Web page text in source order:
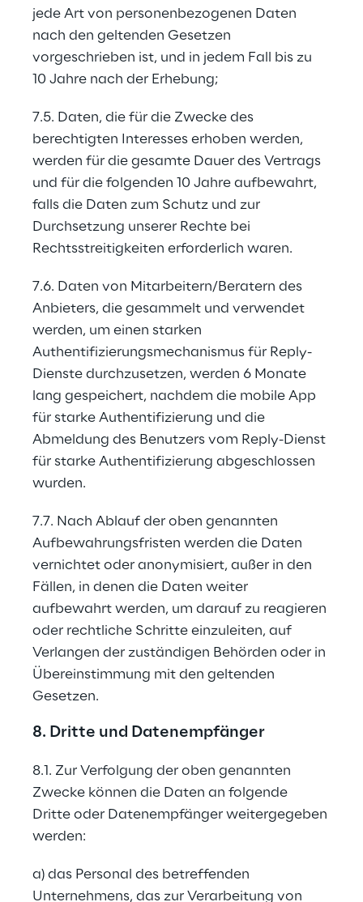
jede Art von personenbezogenen Daten
nach den geltenden Gesetzen
vorgeschrieben ist, und in jedem Fall bis zu
10 Jahre nach der Erhebung;
7.5. Daten, die für die Zwecke des
berechtigten Interesses erhoben werden,
werden für die gesamte Dauer des Vertrags
und für die folgenden 10 Jahre aufbewahrt,
falls die Daten zum Schutz und zur
Durchsetzung unserer Rechte bei
Rechtsstreitigkeiten erforderlich waren.
7.6. Daten von Mitarbeitern/Beratern des
Anbieters, die gesammelt und verwendet
werden, um einen starken
Authentifizierungsmechanismus für Reply-
Dienste durchzusetzen, werden 6 Monate
lang gespeichert, nachdem die mobile App
für starke Authentifizierung und die
Abmeldung des Benutzers vom Reply-Dienst
für starke Authentifizierung abgeschlossen
wurden.
7.7. Nach Ablauf der oben genannten
Aufbewahrungsfristen werden die Daten
vernichtet oder anonymisiert, außer in den
Fällen, in denen die Daten weiter
aufbewahrt werden, um darauf zu reagieren
oder rechtliche Schritte einzuleiten, auf
Verlangen der zuständigen Behörden oder in
Übereinstimmung mit den geltenden
Gesetzen.
8. Dritte und Datenempfänger
8.1. Zur Verfolgung der oben genannten
Zwecke können die Daten an folgende
Dritte oder Datenempfänger weitergegeben
werden:
a) das Personal des betreffenden
Unternehmens, das zur Verarbeitung von